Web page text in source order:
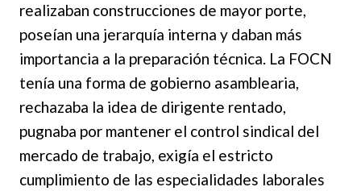
realizaban construcciones de mayor porte,
poseían una jerarquía interna y daban más
importancia a la preparación técnica. La FOCN
tenía una forma de gobierno asamblearia,
rechazaba la idea de dirigente rentado,
pugnaba por mantener el control sindical del
mercado de trabajo, exigía el estricto
cumplimiento de las especialidades laborales